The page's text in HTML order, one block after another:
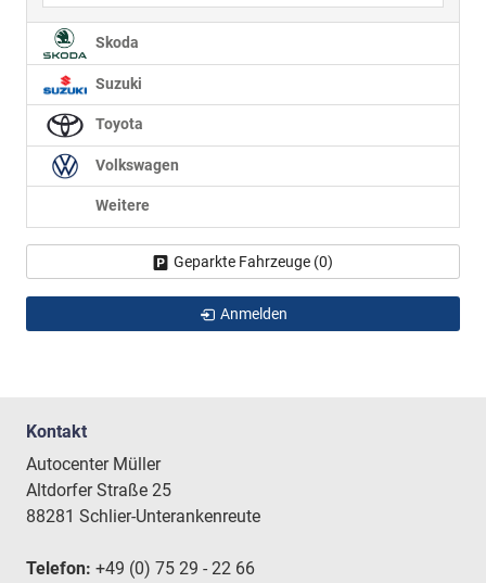
Skoda
Suzuki
Toyota
Volkswagen
Weitere
Geparkte Fahrzeuge (0)
Anmelden
Kontakt
Autocenter Müller
Altdorfer Straße 25
88281 Schlier-Unterankenreute
Telefon: +49 (0) 75 29 - 22 66